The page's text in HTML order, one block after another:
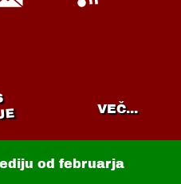
VEČ...
od februarja